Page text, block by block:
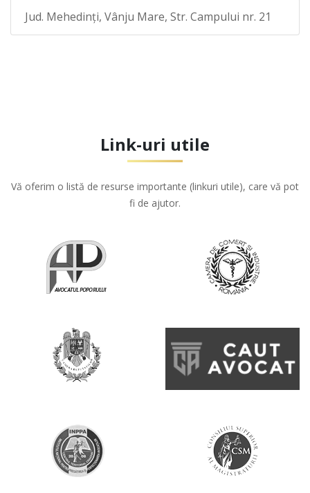
Jud. Mehedinţi, Vânju Mare, Str. Campului nr. 21
Link-uri utile
Vă oferim o listă de resurse importante (linkuri utile), care vă pot
fi de ajutor.